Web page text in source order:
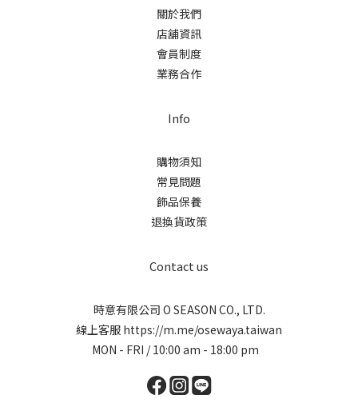
關於我們
店舖資訊
會員制度
業務合作
Info
購物須知
常見問題
飾品保養
退換貨政策
Contact us
時意有限公司 O SEASON CO., LTD.
線上客服 https://m.me/osewaya.taiwan
MON - FRI / 10:00 am - 18:00 pm